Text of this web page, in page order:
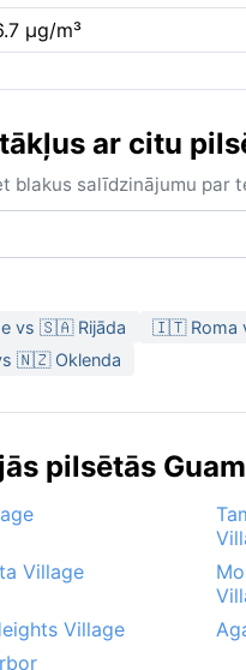
µg/m³
ar citu
blakus salīdzinājumu par
vs 🇸🇦 Rijāda 🇮🇹 Roma
🇳🇿 Oklenda
pilsētās
Village
Village